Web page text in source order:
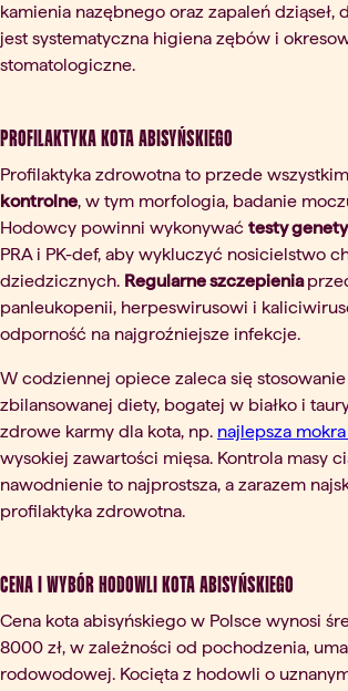
kamienia nazębnego oraz zapaleń dziąseł,
jest systematyczna higiena zębów i
stomatologiczne.
Profilaktyka kota abisyńskiego
Profilaktyka zdrowotna to przede wszystkim
kontrolne, w tym morfologia, badanie
Hodowcy powinni wykonywać testy
PRA i PK-def, aby wykluczyć nosicielstwo
dziedzicznych. Regularne szczepienia
panleukopenii, herpeswirusowi i
odporność na najgroźniejsze infekcje.
W codziennej opiece zaleca się
zbilansowanej diety, bogatej w białko i
zdrowe karmy dla kota, np. najlepsza
wysokiej zawartości mięsa. Kontrola masy
nawodnienie to najprostsza, a zarazem
profilaktyka zdrowotna.
Cena i wybór hodowli kota abisyńskiego
Cena kota abisyńskiego w Polsce wynosi
8000 zł, w zależności od pochodzenia,
rodowodowej. Kocięta z hodowli o